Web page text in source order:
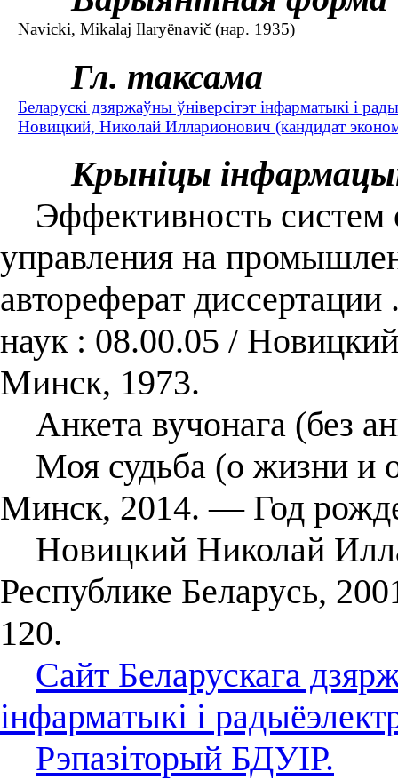
Navicki, Mikalaj Ilaryënavič (нар. 1935)
Гл. таксама
Беларускі дзяржаўны ўніверсітэт інфарматыкі і
Новицкий, Николай Илларионович (кандидат
Крыніцы
Эффективность систем
управления на
автореферат
наук : 08.00.05 /
Минск, 1973.
Анкета вучонага (без
Моя судьба (о жизни и
Минск, 2014. — Год
Новицкий Николай
Республике Беларусь,
120.
Сайт Беларускага
інфарматыкі і
Рэпазіторый БДУІР.